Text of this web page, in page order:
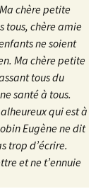
Ma chère petite
tous, chère amie
ne soient
Ma chère petite
tous du
santé à tous.
qui est à
Eugène ne dit
trop d’écrire.
et ne t’ennuie